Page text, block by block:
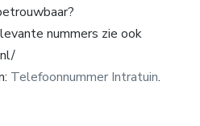
nummers zie ook
Telefoonnummer Intratuin.